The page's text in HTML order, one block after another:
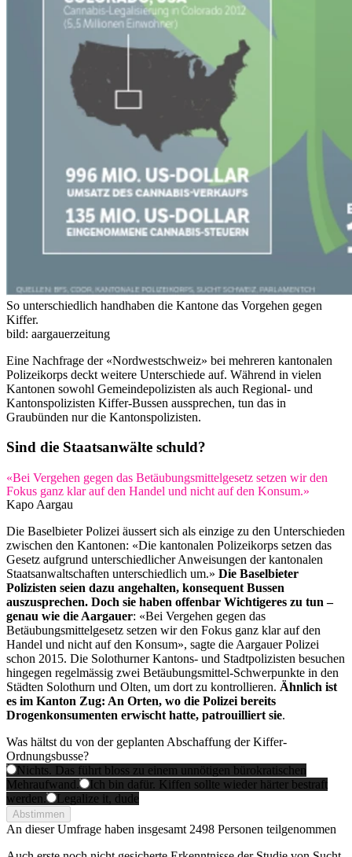
So unterschiedlich handhaben die Kantone das Vorgehen gegen
Kiffer.
bild: aargauerzeitung
Eine Nachfrage der «Nordwestschweiz» bei mehreren kantonalen
Polizeikorps deckt weitere Unterschiede auf. Während in vielen
Kantonen sowohl Gemeindepolizisten als auch Regional- und
Kantonspolizisten Kiffer-Bussen aussprechen, tun das in
Graubünden nur die Kantonspolizisten.
Sind die Staatsanwälte schuld?
«Bei Vergehen gegen das Betäubungsmittelgesetz setzen wir den
Fokus ganz klar auf den Handel und nicht auf den Konsum.»
Kapo Aargau
Die Baselbieter Polizei äussert sich als einzige zu den Unterschieden
zwischen den Kantonen: «Die kantonalen Polizeikorps setzen das
Gesetz aufgrund unterschiedlicher Anweisungen der kantonalen
Staatsanwaltschaften unterschiedlich um.» Die Baselbieter
Polizisten seien dazu angehalten, konsequent Bussen
auszusprechen. Doch sie haben offenbar Wichtigeres zu tun –
genau wie die Aargauer: «Bei Vergehen gegen das
Betäubungsmittelgesetz setzen wir den Fokus ganz klar auf den
Handel und nicht auf den Konsum», sagte die Aargauer Polizei
schon 2015. Die Solothurner Kantons- und Stadtpolizisten besuchen
hingegen regelmässig zwei Betäubungsmittel-Schwerpunkte in den
Städten Solothurn und Olten, um dort zu kontrollieren. Ähnlich ist
es im Kanton Zug: An Orten, wo die Polizei bereits
Drogenkonsumenten erwischt hatte, patrouilliert sie.
Was hältst du von der geplanten Abschaffung der Kiffer-
Ordnungsbusse?
Nichts. Das führt bloss zu einem unnötigen bürokratischen
Mehraufwand.
Ich bin dafür. Kiffen sollte wieder härter bestraft
werden.
Legalize it, dude
Abstimmen
An dieser Umfrage haben insgesamt 2498 Personen teilgenommen